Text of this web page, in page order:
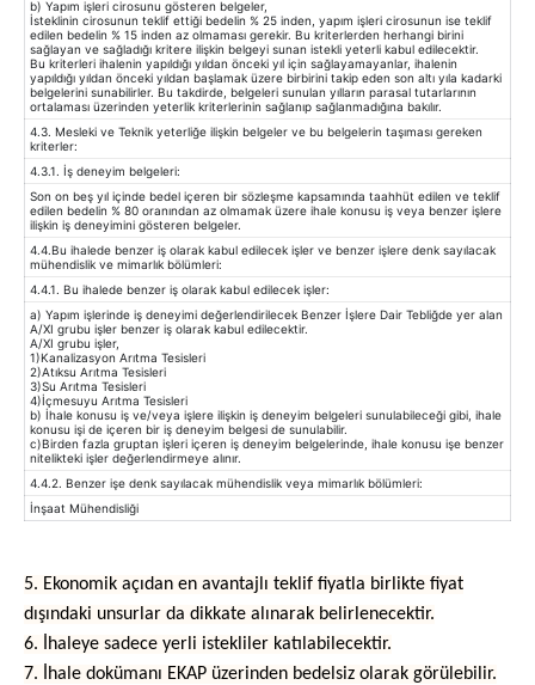
b) Yapım işleri cirosunu gösteren belgeler,
İsteklinin cirosunun teklif ettiği bedelin % 25 inden, yapım işleri cirosunun ise teklif
edilen bedelin % 15 inden az olmaması gerekir. Bu kriterlerden herhangi birini
sağlayan ve sağladığı kritere ilişkin belgeyi sunan istekli yeterli kabul edilecektir.
Bu kriterleri ihalenin yapıldığı yıldan önceki yıl için sağlayamayanlar, ihalenin
yapıldığı yıldan önceki yıldan başlamak üzere birbirini takip eden son altı yıla kadarki
belgelerini sunabilirler. Bu takdirde, belgeleri sunulan yılların parasal tutarlarının
ortalaması üzerinden yeterlik kriterlerinin sağlanıp sağlanmadığına bakılır.
4.3. Mesleki ve Teknik yeterliğe ilişkin belgeler ve bu belgelerin taşıması gereken
kriterler:
4.3.1. İş deneyim belgeleri:
Son on beş yıl içinde bedel içeren bir sözleşme kapsamında taahhüt edilen ve teklif
edilen bedelin % 80 oranından az olmamak üzere ihale konusu iş veya benzer işlere
ilişkin iş deneyimini gösteren belgeler.
4.4.Bu ihalede benzer iş olarak kabul edilecek işler ve benzer işlere denk sayılacak
mühendislik ve mimarlık bölümleri:
4.4.1. Bu ihalede benzer iş olarak kabul edilecek işler:
a) Yapım işlerinde iş deneyimi değerlendirilecek Benzer İşlere Dair Tebliğde yer alan
A/XI grubu işler benzer iş olarak kabul edilecektir.
A/XI grubu işler,
1)Kanalizasyon Arıtma Tesisleri
2)Atıksu Arıtma Tesisleri
3)Su Arıtma Tesisleri
4)İçmesuyu Arıtma Tesisleri
b) İhale konusu iş ve/veya işlere ilişkin iş deneyim belgeleri sunulabileceği gibi, ihale
konusu işi de içeren bir iş deneyim belgesi de sunulabilir.
c)Birden fazla gruptan işleri içeren iş deneyim belgelerinde, ihale konusu işe benzer
nitelikteki işler değerlendirmeye alınır.
4.4.2. Benzer işe denk sayılacak mühendislik veya mimarlık bölümleri:
İnşaat Mühendisliği
5. Ekonomik açıdan en avantajlı teklif fiyatla birlikte fiyat
dışındaki unsurlar da dikkate alınarak belirlenecektir.
6. İhaleye sadece yerli istekliler katılabilecektir.
7. İhale dokümanı EKAP üzerinden bedelsiz olarak görülebilir.